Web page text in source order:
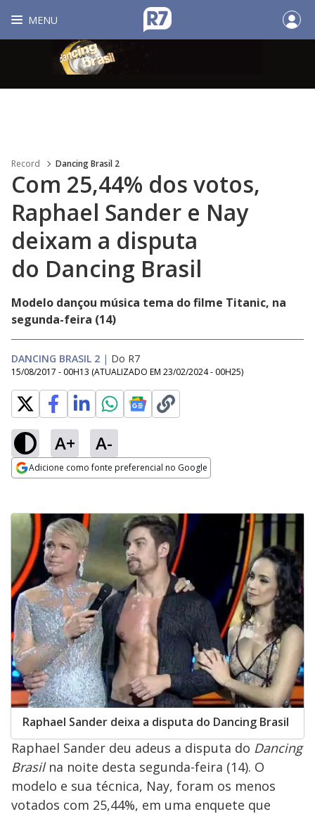
MENU
Record Dancing Brasil 2
Com 25,44% dos votos,
Raphael Sander e Nay
deixam a disputa
do Dancing Brasil
Modelo dançou música tema do filme Titanic, na
segunda-feira (14)
DANCING BRASIL 2 | Do R7
15/08/2017 - 00H13 (ATUALIZADO EM 23/02/2024 - 00H25)
A+ A-
Adicione como fonte preferencial no Google
Raphael Sander deixa a disputa do Dancing Brasil
Raphael Sander deu adeus a disputa do Dancing
Brasilna noite desta segunda-feira (14). O
modelo e sua técnica, Nay, foram os menos
votados com 25,44%, em uma enquete que